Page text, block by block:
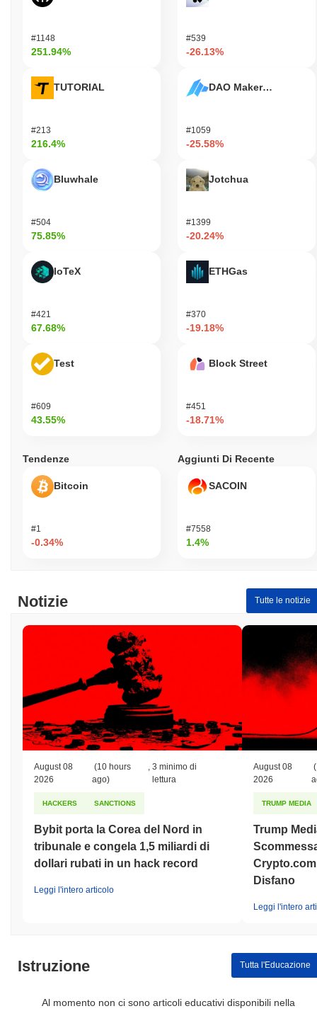
#1148
251.94%
TUTORIAL
#213
216.4%
Bluwhale
#504
75.85%
IoTeX
#421
67.68%
Test
#609
43.55%
#539
-26.13%
DAO Maker Token
#1059
-25.58%
Jotchua
#1399
-20.24%
ETHGas
#370
-19.18%
Block Street
#451
-18.71%
Tendenze
Bitcoin
#1
-0.34%
Aggiunti Di Recente
SACOIN
#7558
1.4%
Notizie Tutte le notizie
August 08
2026
(10 hours
ago)
3 minimo di
lettura
HACKERS SANCTIONS
Bybit porta la Corea del Nord in
tribunale e congela 1,5 miliardi di
dollari rubati in un hack record
Leggi l'intero articolo
August 08
2026
TRUMP MEDIA
Trump
Disfano
Leggi l'intero
Istruzione Tutta l'Educazione
Al momento non ci sono articoli educativi disponibili nella